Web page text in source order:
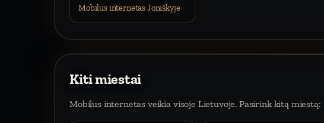
Mobilus internetas Joniškyje
Kiti miestai
Mobilus internetas veikia visoje Lietuvoje. Pasirink kitą miestą: